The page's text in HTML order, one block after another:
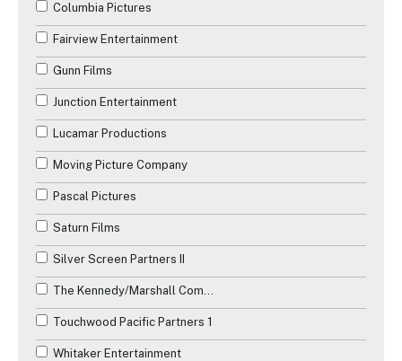
Columbia Pictures
Fairview Entertainment
Gunn Films
Junction Entertainment
Lucamar Productions
Moving Picture Company
Pascal Pictures
Saturn Films
Silver Screen Partners II
The Kennedy/Marshall Company
Touchwood Pacific Partners 1
Whitaker Entertainment